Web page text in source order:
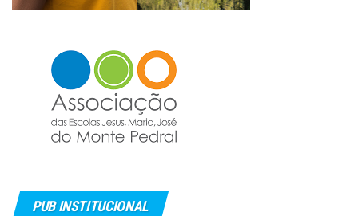
PUB INSTITUCIONAL